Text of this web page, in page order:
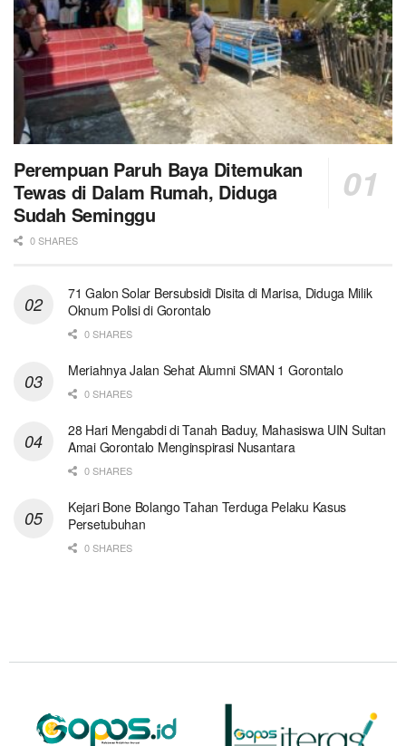
Perempuan Paruh Baya Ditemukan
Tewas di Dalam Rumah, Diduga
Sudah Seminggu
0 SHARES
71 Galon Solar Bersubsidi Disita di Marisa, Diduga Milik
Oknum Polisi di Gorontalo
0 SHARES
Meriahnya Jalan Sehat Alumni SMAN 1 Gorontalo
0 SHARES
28 Hari Mengabdi di Tanah Baduy, Mahasiswa UIN Sultan
Amai Gorontalo Menginspirasi Nusantara
0 SHARES
Kejari Bone Bolango Tahan Terduga Pelaku Kasus
Persetubuhan
0 SHARES